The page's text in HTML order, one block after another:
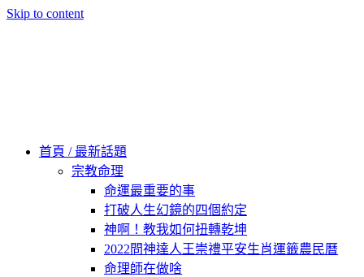
Skip to content
首頁 / 最新話題
宗教命理
命運最重要的事
打破人生幻鏡的四個約定
神啊！教我如何扭轉乾坤
2022問神達人王崇禮平安生肖運籤農民曆
命理師在做啥